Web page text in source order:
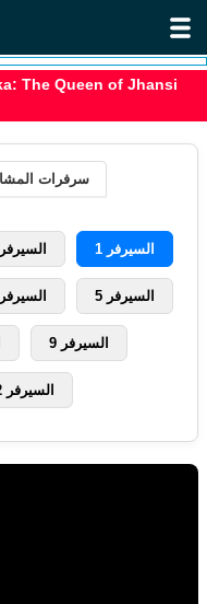
سرفرات
السيرفر 1 السيرفر 2
السيرفر 5 السيرفر 6
السيرفر 9
السيرفر 12